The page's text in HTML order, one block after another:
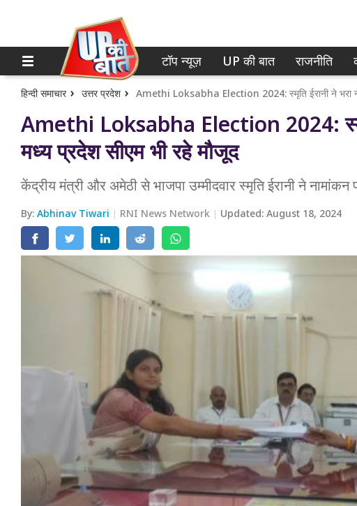
होम
टॉप न्यूज़
UP की बात
राजनीति
क्राइम
शिक्षा
वेब स्टोरी
टॉप न्यूज़ UP की बात राजनीति
हिन्दी समाचार उत्तर प्रदेश
Amethi Loksabha Election 2024:
मध्य प्रदेश सीएम भी रहे मौजूद
केंद्रीय मंत्री और अमेठी से भाजपा उम्मीदवार स्मृति ईरानी ने
By:Abhinav Tiwari RNI News Network Updated:August 18, 2024
नोएडा
गाजियाबाद
लखनऊ
कानपुर
वाराणसी
आगरा
अयोध्या
मुरादाबाद
रामपुर